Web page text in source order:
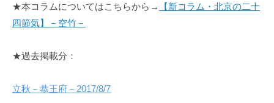
★本コラムについてはこちらから→
【新コラム・北京の二十
四節気】
－空竹－
★過去掲載分：
立秋－ 恭王府－2017/8/7